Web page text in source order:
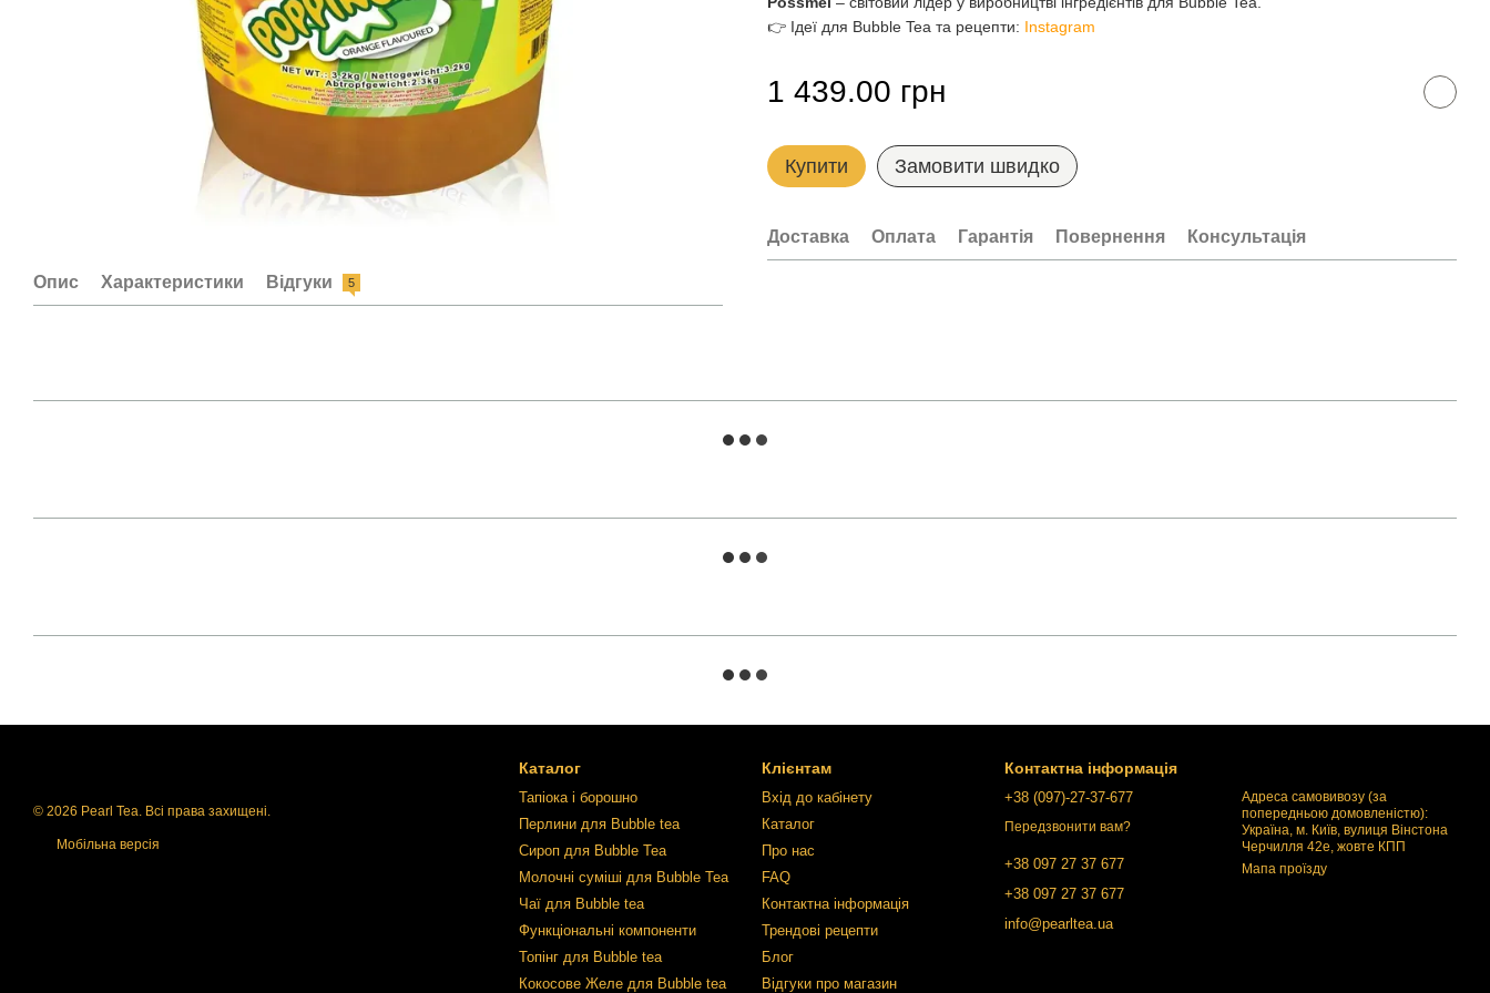
Опис Характеристики Відгуки 5
👉 Ідеї для Bubble Tea та рецепти: Instagram
1 439.00 грн
Купити Замовити швидко
Доставка Оплата Гарантія Повернення Консультація
© 2026 Pearl Tea. Всі права захищені.
Мобільна версія
Каталог
Тапіока і борошно
Перлини для Bubble tea
Сироп для Bubble Tea
Молочні суміші для Bubble Tea
Чаї для Bubble tea
Функціональні компоненти
Топінг для Bubble tea
Кокосове Желе для Bubble tea
Клієнтам
Вхід до кабінету
Каталог
Про нас
FAQ
Контактна інформація
Трендові рецепти
Блог
Відгуки про магазин
Контактна інформація
+38 (097)-27-37-677
Передзвонити вам?
+38 097 27 37 677
+38 097 27 37 677
info@pearltea.ua
Адреса самовивозу (за
попередньою домовленістю):
Україна, м. Київ, вулиця Вінстона
Черчилля 42е, жовте КПП
Мапа проїзду